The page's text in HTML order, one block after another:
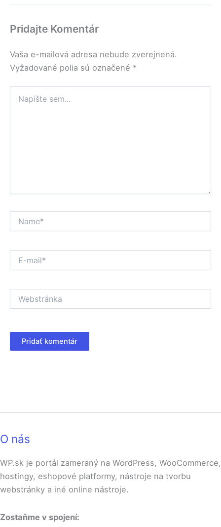
Pridajte Komentár
Vaša e-mailová adresa nebude zverejnená.
Vyžadované polia sú označené *
sem...
mail*
Webstránka
O nás
WP.sk je portál zameraný na WordPress, WooCommerce,
hostingy, eshopové platformy, nástroje na tvorbu
webstránky a iné online nástroje.
Zostaňme v spojení: